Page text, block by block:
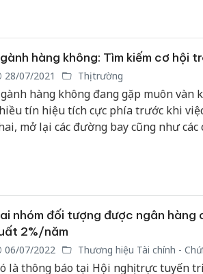
hàng không: Tìm kiếm cơ hội
28/07/2021 Thị trường
hàng không đang gặp muôn vàn
tín hiệu tích cực phía trước khi
mở lại các đường bay cũng như
nhóm đối tượng được ngân hàng
2%/năm
06/07/2022 Thương hiệu Tài chính -
là thông báo tại Hội nghị trực tuyến